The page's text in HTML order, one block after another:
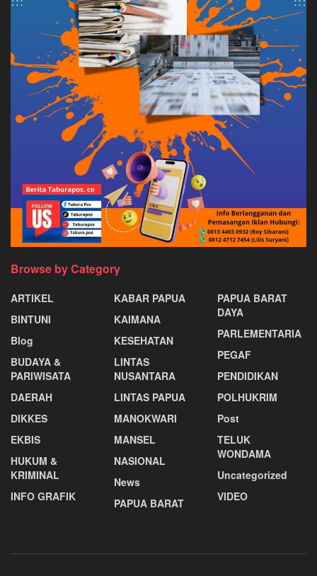
Browse by Category
ARTIKEL
BINTUNI
Blog
BUDAYA &
PARIWISATA
DAERAH
DIKKES
EKBIS
HUKUM &
KRIMINAL
INFO GRAFIK
KABAR PAPUA
KAIMANA
KESEHATAN
LINTAS
NUSANTARA
LINTAS PAPUA
MANOKWARI
MANSEL
NASIONAL
News
PAPUA BARAT
PAPUA BARAT
DAYA
PARLEMENTARIA
PEGAF
PENDIDIKAN
POLHUKRIM
Post
TELUK
WONDAMA
Uncategorized
VIDEO